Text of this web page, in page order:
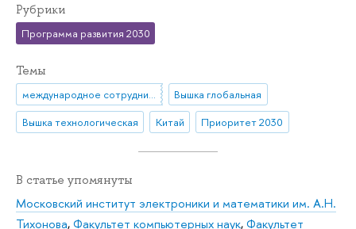
Рубрики
Программа развития 2030
Темы
международное сотрудничество
Вышка глобальная
Вышка технологическая
Китай Приоритет 2030
В статье упомянуты
Московский институт электроники и математики им. А.Н.
Тихонова,Факультет компьютерных наук,Факультет